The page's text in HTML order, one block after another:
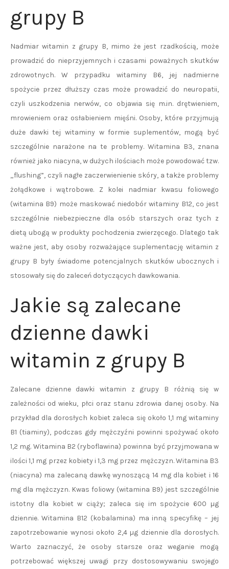
grupy B
Nadmiar witamin z grupy B, mimo że jest rzadkością, może
prowadzić do nieprzyjemnych i czasami poważnych skutków
zdrowotnych. W przypadku witaminy B6, jej nadmierne
spożycie przez dłuższy czas może prowadzić do neuropatii,
czyli uszkodzenia nerwów, co objawia się m.in. drętwieniem,
mrowieniem oraz osłabieniem mięśni. Osoby, które przyjmują
duże dawki tej witaminy w formie suplementów, mogą być
szczególnie narażone na te problemy. Witamina B3, znana
również jako niacyna, w dużych ilościach może powodować tzw.
„flushing”, czyli nagłe zaczerwienienie skóry, a także problemy
żołądkowe i wątrobowe. Z kolei nadmiar kwasu foliowego
(witamina B9) może maskować niedobór witaminy B12, co jest
szczególnie niebezpieczne dla osób starszych oraz tych z
dietą ubogą w produkty pochodzenia zwierzęcego. Dlatego tak
ważne jest, aby osoby rozważające suplementację witamin z
grupy B były świadome potencjalnych skutków ubocznych i
stosowały się do zaleceń dotyczących dawkowania.
Jakie są zalecane
dzienne dawki
witamin z grupy B
Zalecane dzienne dawki witamin z grupy B różnią się w
zależności od wieku, płci oraz stanu zdrowia danej osoby. Na
przykład dla dorosłych kobiet zaleca się około 1,1 mg witaminy
B1 (tiaminy), podczas gdy mężczyźni powinni spożywać około
1,2 mg. Witamina B2 (ryboflawina) powinna być przyjmowana w
ilości 1,1 mg przez kobiety i 1,3 mg przez mężczyzn. Witamina B3
(niacyna) ma zalecaną dawkę wynoszącą 14 mg dla kobiet i 16
mg dla mężczyzn. Kwas foliowy (witamina B9) jest szczególnie
istotny dla kobiet w ciąży; zaleca się im spożycie 600 µg
dziennie. Witamina B12 (kobalamina) ma inną specyfikę – jej
zapotrzebowanie wynosi około 2,4 µg dziennie dla dorosłych.
Warto zaznaczyć, że osoby starsze oraz weganie mogą
potrzebować większej uwagi przy dostosowywaniu swojego